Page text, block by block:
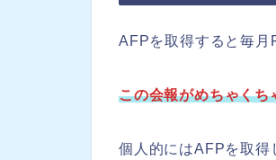
AFPを取得すると毎月
この会報がめちゃくち
個人的にはAFPを取得